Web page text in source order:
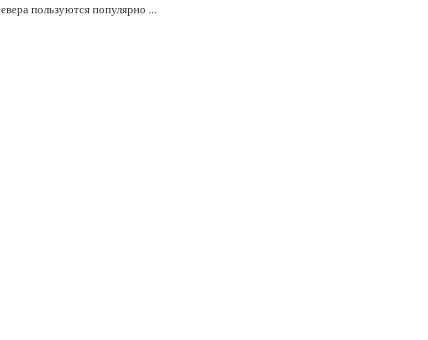
пользуются популярно ...